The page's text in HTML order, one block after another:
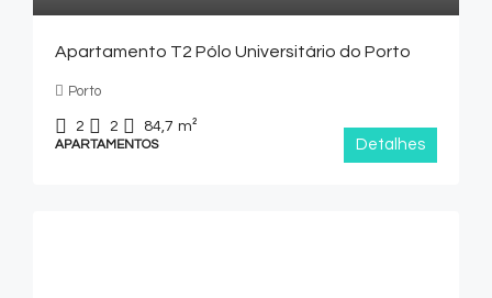
Apartamento T2 Pólo Universitário do Porto
Porto
2 2 84,7 m²
APARTAMENTOS Detalhes